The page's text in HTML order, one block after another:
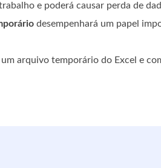
e poderá causar perda de
desempenhará um papel
arquivo temporário do Excel e